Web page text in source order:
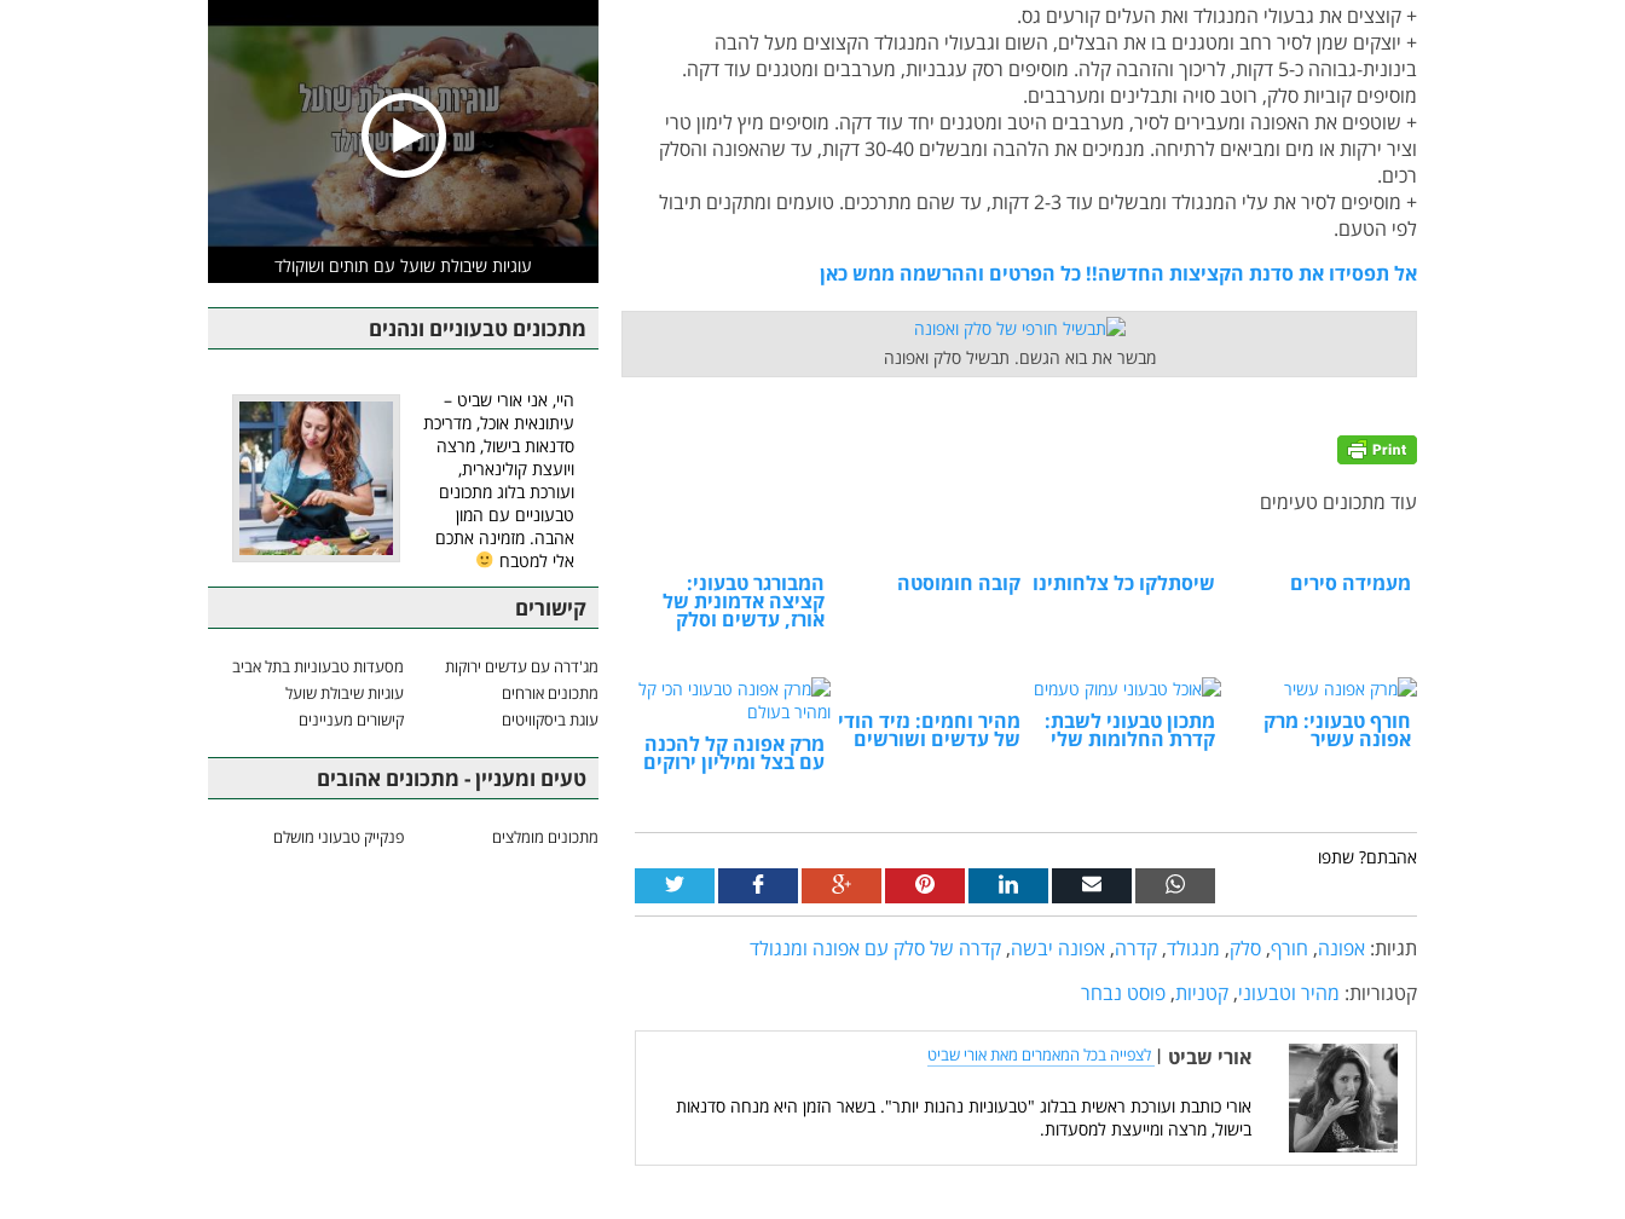
+ קוצצים את גבעולי המנגולד ואת העלים קורעים גס.
+ יוצקים שמן לסיר רחב ומטגנים בו את הבצלים, השום וגבעולי המנגולד הקצוצים מעל להבה
בינונית-גבוהה כ-5 דקות, לריכוך והזהבה קלה. מוסיפים רסק עגבניות, מערבבים ומטגנים עוד דקה.
מוסיפים קוביות סלק, רוטב סויה ותבלינים ומערבבים.
+ שוטפים את האפונה ומעבירים לסיר, מערבבים היטב ומטגנים יחד עוד דקה. מוסיפים מיץ לימון טרי
וציר ירקות או מים ומביאים לרתיחה. מנמיכים את הלהבה ומבשלים 30-40 דקות, עד שהאפונה והסלק
רכים.
+ מוסיפים לסיר את עלי המנגולד ומבשלים עוד 2-3 דקות, עד שהם מתרככים. טועמים ומתקנים תיבול
לפי הטעם.
אל תפסידו את סדנת הקציצות החדשה!! כל הפרטים וההרשמה ממש כאן
מבשר את בוא הגשם. תבשיל סלק ואפונה
עוד מתכונים טעימים
מעמידה סירים שיסתלקו כל צלחותינו קובה חומוסטה המבורגר טבעוני:
קציצה אדמונית של
אורז, עדשים וסלק
חורף טבעוני: מרק
אפונה עשיר
מתכון טבעוני לשבת:
קדרת החלומות שלי
מהיר וחמים: נזיד הודי
של עדשים ושורשים מרק אפונה קל להכנה
עם בצל ומיליון ירוקים
אהבתם? שתפו
תגיות: אפונה, חורף, סלק, מנגולד, קדרה, אפונה יבשה, קדרה של סלק עם אפונה ומנגולד
קטגוריות: מהיר וטבעוני,קטניות,פוסט נבחר
אורי שביט | לצפייה בכל המאמרים מאת אורי שביט
אורי כותבת ועורכת ראשית בבלוג "טבעוניות נהנות יותר". בשאר הזמן היא מנחה סדנאות
בישול, מרצה ומייעצת למסעדות.
עוגיות שיבולת שועל עם תותים ושוקולד
מתכונים טבעוניים ונהנים
היי, אני אורי שביט –
עיתונאית אוכל, מדריכת
סדנאות בישול, מרצה
ויועצת קולינארית,
ועורכת בלוג מתכונים
טבעוניים עם המון
אהבה. מזמינה אתכם
אלי למטבח
קישורים
מג'דרה עם עדשים ירוקות
מסעדות טבעוניות בתל אביב
מתכונים אורחים
עוגיות שיבולת שועל
עוגת ביסקוויטים
קישורים מעניינים
טעים ומעניין - מתכונים אהובים
מתכונים מומלצים פנקייק טבעוני מושלם